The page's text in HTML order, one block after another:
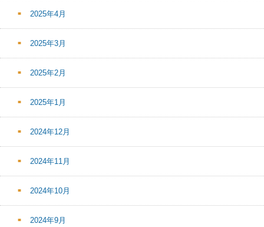
2025年4月
2025年3月
2025年2月
2025年1月
2024年12月
2024年11月
2024年10月
2024年9月